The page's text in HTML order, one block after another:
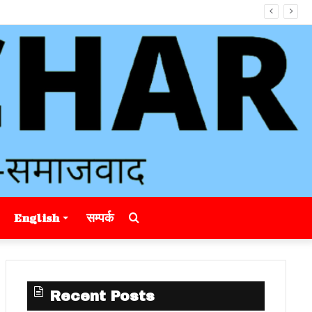
English सम्पर्क Search
for
Recent Posts